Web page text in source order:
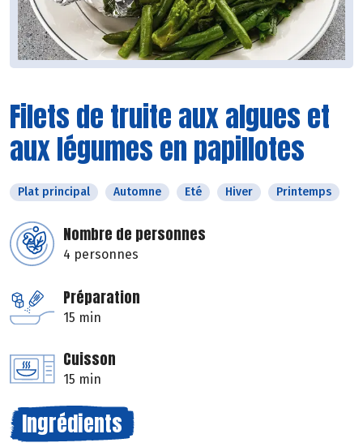
Filets de truite aux algues et
aux légumes en papillotes
Plat principal Automne Eté Hiver Printemps
Nombre de personnes
4 personnes
Préparation
15 min
Cuisson
15 min
Ingrédients